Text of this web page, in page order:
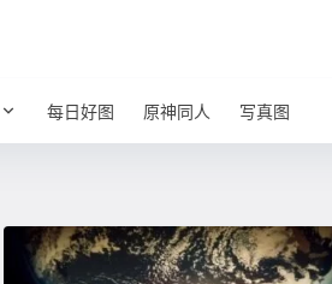
每日好图 原神同人 写真图